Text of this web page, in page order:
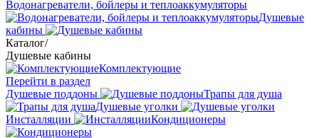
Водонагреватели, бойлеры и теплоаккумуляторы
Душевые
кабины
Каталог/
Душевые кабины
Комплектующие
Перейти в раздел
Душевые поддоны
Трапы для душа
Душевые уголки
Инсталляции
Кондиционеры